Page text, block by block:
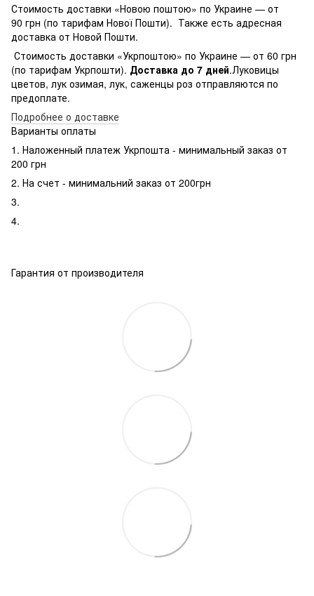
Стоимость доставки «Новою поштою» по Украине — от
90 грн (по тарифам Нової Пошти). Также есть адресная
доставка от Новой Пошти.
Стоимость доставки «Укрпоштою» по Украине — от 60 грн
(по тарифам Укрпошти). Доставка до 7 дней.Луковицы
цветов, лук озимая, лук, саженцы роз отправляются по
предоплате.
Подробнее о доставке
Варианты оплаты
1. Наложенный платеж Укрпошта - минимальный заказ от
200 грн
2. На счет - минимальний заказ от 200грн
3.
4.
Гарантия от производителя